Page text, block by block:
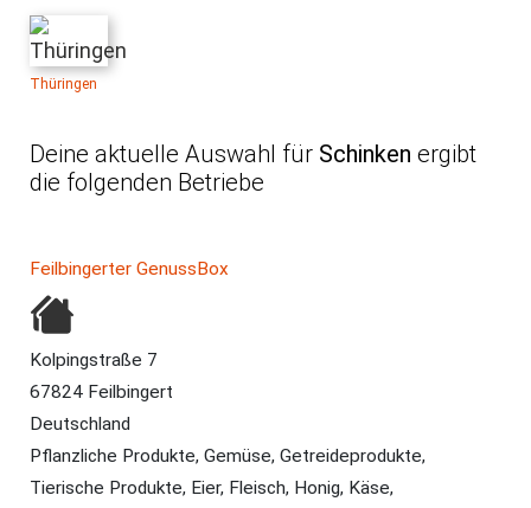
Thüringen
Deine aktuelle Auswahl für Schinken ergibt
die folgenden Betriebe
Feilbingerter GenussBox
Kolpingstraße 7
67824 Feilbingert
Deutschland
Pflanzliche Produkte, Gemüse, Getreideprodukte,
Tierische Produkte, Eier, Fleisch, Honig, Käse,